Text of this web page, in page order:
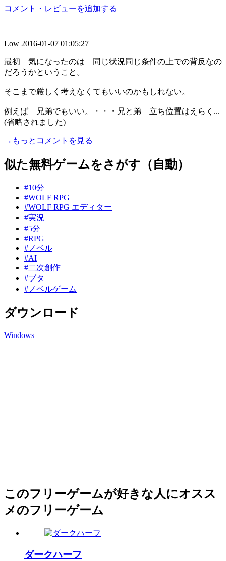
コメント・レビューを追加する
Low 2016-01-07 01:05:27
最初 気になったのは 同じ状況同じ条件の上での背反なの
だろうかということ。
そこまで厳しく考えなくてもいいのかもしれない。
例えば 兄弟でもいい。・・・兄と弟 立ち位置はえらく...
(省略されました)
→もっとコメントを見る
似た無料ゲームをさがす（自動）
#10分
#WOLF RPG
#WOLF RPG エディター
#実況
#5分
#RPG
#ノベル
#AI
#二次創作
#ブタ
#ノベルゲーム
ダウンロード
Windows
このフリーゲームが好きな人にオスス
メのフリーゲーム
ダークハーフ